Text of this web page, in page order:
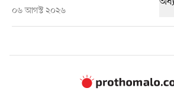
০৬ আগস্ট ২০২৬